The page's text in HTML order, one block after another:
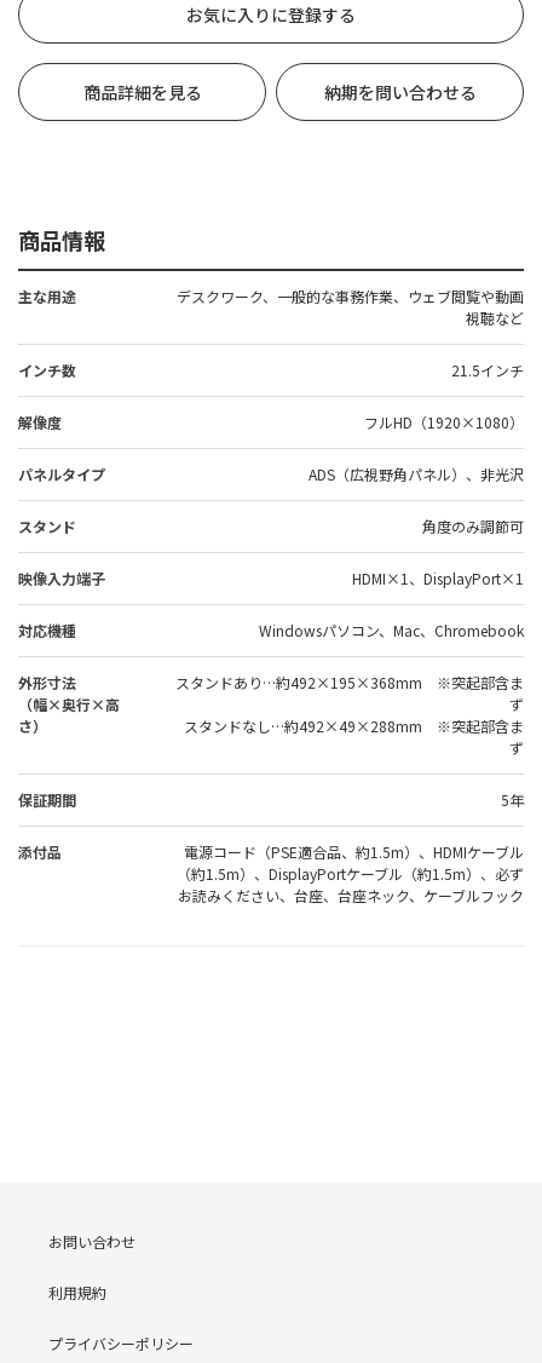
お気に入りに登録する
商品詳細を見る 納期を問い合わせる
商品情報
主な用途
デスクワーク、一般的な事務作業、ウェブ閲覧や動画
視聴など
インチ数 21.5インチ
解像度 フルHD（1920×1080）
パネルタイプ ADS（広視野角パネル）、非光沢
スタンド 角度のみ調節可
映像入力端子 HDMI×1、DisplayPort×1
対応機種 Windowsパソコン、Mac、Chromebook
外形寸法
（幅×奥行×高
さ）
スタンドあり…約492×195×368mm ※突起部含ま
ず
スタンドなし…約492×49×288mm ※突起部含ま
ず
保証期間 5年
添付品
電源コード（PSE適合品、約1.5m）、HDMIケーブル
（約1.5m）、DisplayPortケーブル（約1.5m）、必ず
お読みください、台座、台座ネック、ケーブルフック
お問い合わせ
利用規約
プライバシーポリシー